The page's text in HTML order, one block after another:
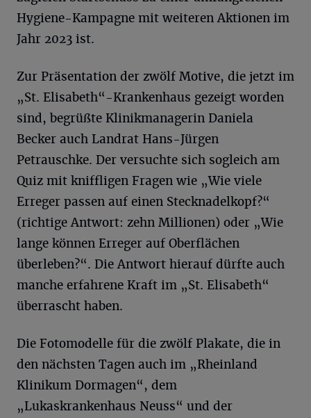
Hygiene-Kampagne mit weiteren Aktionen im
Jahr 2023 ist.
Zur Präsentation der zwölf Motive, die jetzt im
„St. Elisabeth“-Krankenhaus gezeigt worden
sind, begrüßte Klinikmanagerin Daniela
Becker auch Landrat Hans-Jürgen
Petrauschke. Der versuchte sich sogleich am
Quiz mit kniffligen Fragen wie „Wie viele
Erreger passen auf einen Stecknadelkopf?“
(richtige Antwort: zehn Millionen) oder „Wie
lange können Erreger auf Oberflächen
überleben?“. Die Antwort hierauf dürfte auch
manche erfahrene Kraft im „St. Elisabeth“
überrascht haben.
Die Fotomodelle für die zwölf Plakate, die in
den nächsten Tagen auch im „Rheinland
Klinikum Dormagen“, dem
„Lukaskrankenhaus Neuss“ und der